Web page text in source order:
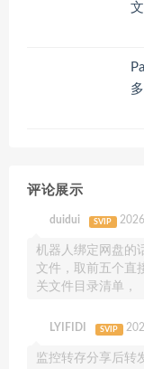
评论展示
duidui SVIP
机器人绑定网盘的
文件，取前五个直
关文件目录清单，
LYIFIDI SVIP
监控转存分享后转